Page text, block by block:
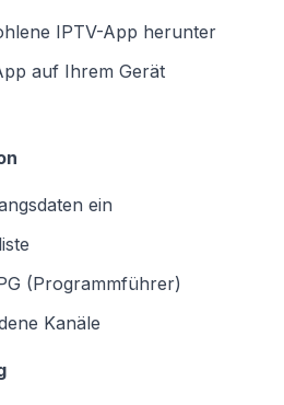
IPTV-App herunter
auf Ihrem Gerät
ein
(Programmführer)
Kanäle